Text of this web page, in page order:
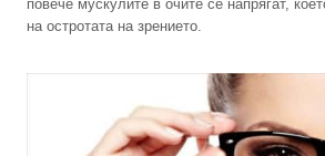
повече мускулите в очите се напрягат,
на остротата на зрението.